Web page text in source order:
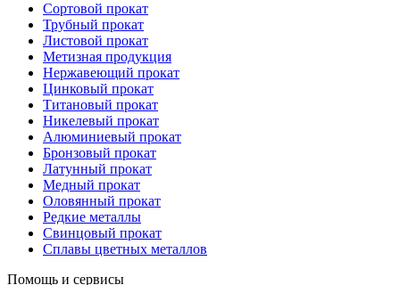
Сортовой прокат
Трубный прокат
Листовой прокат
Метизная продукция
Нержавеющий прокат
Цинковый прокат
Титановый прокат
Никелевый прокат
Алюминиевый прокат
Бронзовый прокат
Латунный прокат
Медный прокат
Оловянный прокат
Редкие металлы
Свинцовый прокат
Сплавы цветных металлов
Помощь и сервисы